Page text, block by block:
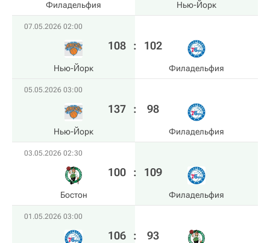
Филадельфия Нью-Йорк
07.05.2026 02:00
Нью-Йорк
108 : 102
Филадельфия
05.05.2026 03:00
Нью-Йорк
137 : 98
Филадельфия
03.05.2026 02:30
Бостон
100 : 109
Филадельфия
01.05.2026 03:00
106 : 93